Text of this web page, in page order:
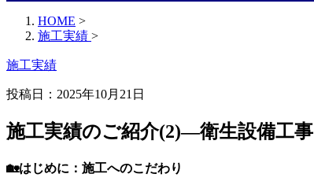
HOME >
施工実績 >
施工実績
投稿日： 2025年10月21日
施工実績のご紹介(2)—衛生設備工事
🏡はじめに：施工へのこだわり